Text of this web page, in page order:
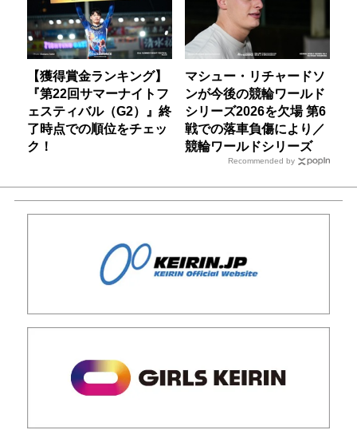
【獲得賞金ランキング】
『第22回サマーナイトフ
ェスティバル（G2）』終
了時点での順位をチェッ
ク！
マシュー・リチャードソ
ンが今後の競輪ワールド
シリーズ2026を欠場 第6
戦での落車負傷により／
競輪ワールドシリーズ
Recommended by